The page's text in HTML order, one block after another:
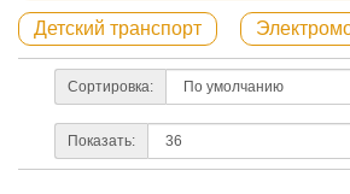
Детский транспорт
Сортировка:
Показать: